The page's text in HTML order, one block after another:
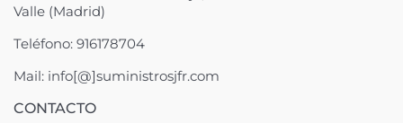
Valle (Madrid)
Teléfono: 916178704
Mail: info[@]suministrosjfr.com
CONTACTO